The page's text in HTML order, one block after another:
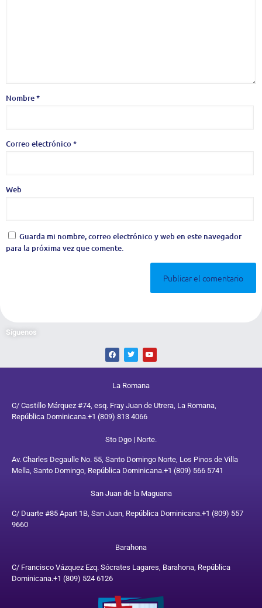
Nombre*
Correo electrónico*
Web
Guarda mi nombre, correo electrónico y web en este navegador
para la próxima vez que comente.
Síguenos
La Romana
C/ Castillo Márquez #74, esq. Fray Juan de Utrera, La Romana,
República Dominicana.+1 (809) 813 4066
Sto Dgo | Norte.
Av. Charles Degaulle No. 55, Santo Domingo Norte, Los Pinos de Villa
Mella, Santo Domingo, República Dominicana.+1 (809) 566 5741
San Juan de la Maguana
C/ Duarte #85 Apart 1B, San Juan, República Dominicana.+1 (809) 557
9660
Barahona
C/ Francisco Vázquez Ezq. Sócrates Lagares, Barahona, República
Dominicana.+1 (809) 524 6126